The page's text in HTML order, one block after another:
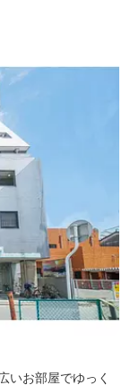
いお部屋でゆっく